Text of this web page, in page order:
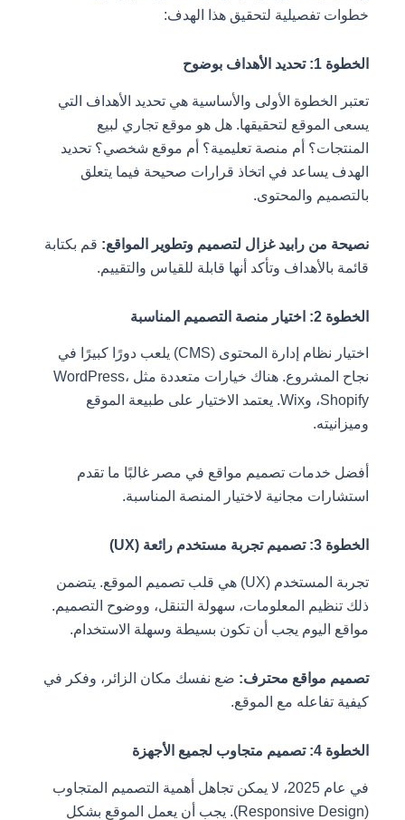
خطوات تفصيلية لتحقيق هذا الهدف:
الخطوة 1: تحديد الأهداف بوضوح
تعتبر الخطوة الأولى والأساسية هي تحديد الأهداف التي
يسعى الموقع لتحقيقها. هل هو موقع تجاري لبيع
المنتجات؟ أم منصة تعليمية؟ أم موقع شخصي؟ تحديد
الهدف يساعد في اتخاذ قرارات صحيحة فيما يتعلق
بالتصميم والمحتوى.
نصيحة من رابيد غزال لتصميم وتطوير المواقع:قم بكتابة
قائمة بالأهداف وتأكد أنها قابلة للقياس والتقييم.
الخطوة 2: اختيار منصة التصميم المناسبة
اختيار نظام إدارة المحتوى (CMS) يلعب دورًا كبيرًا في
نجاح المشروع. هناك خيارات متعددة مثل WordPress،
Shopify، وWix. يعتمد الاختيار على طبيعة الموقع
وميزانيته.
أفضل خدمات تصميم مواقع في مصر غالبًا ما تقدم
استشارات مجانية لاختيار المنصة المناسبة.
الخطوة 3: تصميم تجربة مستخدم رائعة (UX)
تجربة المستخدم (UX) هي قلب تصميم الموقع. يتضمن
ذلك تنظيم المعلومات، سهولة التنقل، ووضوح التصميم.
مواقع اليوم يجب أن تكون بسيطة وسهلة الاستخدام.
تصميم مواقع محترف:ضع نفسك مكان الزائر، وفكر في
كيفية تفاعله مع الموقع.
الخطوة 4: تصميم متجاوب لجميع الأجهزة
في عام 2025، لا يمكن تجاهل أهمية التصميم المتجاوب
(Responsive Design). يجب أن يعمل الموقع بشكل